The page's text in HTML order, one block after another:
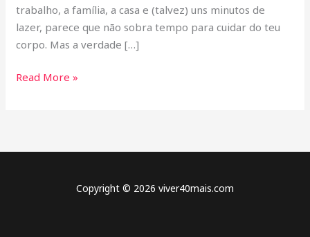
trabalho, a família, a casa e (talvez) uns minutos de
lazer, parece que não sobra tempo para cuidar do teu
corpo. Mas a verdade […]
Read More »
Copyright © 2026 viver40mais.com